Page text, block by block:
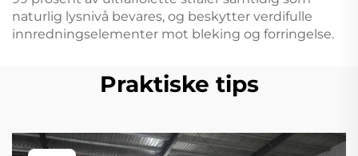
naturlig lysnivå bevares, og beskytter verdifulle
innredningselementer mot bleking og forringelse.
Praktiske tips